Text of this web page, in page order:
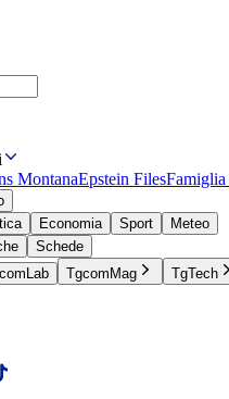
MontanaEpstein FilesFamiglia
Economia Sport
Meteo
Schede
TgcomMag TgTech